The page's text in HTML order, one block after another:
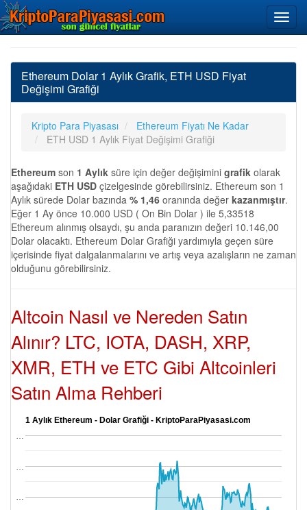
Ethereum Dolar 1 Aylık Grafik, ETH USD Fiyat
Değişimi Grafiği
Kripto Para Piyasası
Ethereum Fiyatı Ne Kadar
ETH USD 1 Aylık Fiyat Değişimi Grafiği
Ethereum son 1 Aylık süre için değer değişimini grafik olarak
aşağıdaki ETH USD çizelgesinde görebilirsiniz. Ethereum son 1
Aylık sürede Dolar bazında % 1,46 oranında değer kazanmıştır.
Eğer 1 Ay önce 10.000 USD ( On Bin Dolar ) ile 5,33518
Ethereum alınmış olsaydı, şu anda paranızın değeri 10.146,00
Dolar olacaktı. Ethereum Dolar Grafiği yardımıyla geçen süre
içerisinde fiyat dalgalanmalarını ve artış veya azalışların ne zaman
olduğunu görebilirsiniz.
Altcoin Nasıl ve Nereden Satın
Alınır? LTC, IOTA, DASH, XRP,
XMR, ETH ve ETC Gibi Altcoinleri
Satın Alma Rehberi
1 Aylık Ethereum - Dolar Grafiği - KriptoParaPiyasasi.com
…